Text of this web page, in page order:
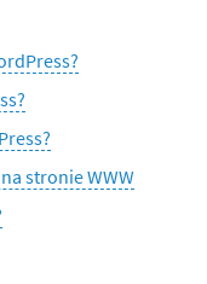
stronie WWW